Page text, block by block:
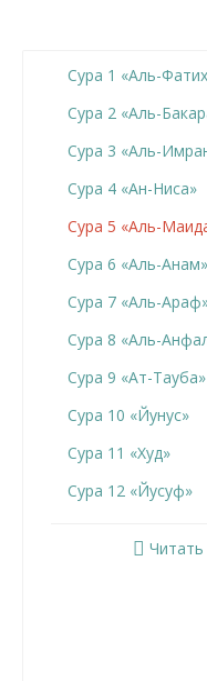
Сура 1 «Аль-
Сура 2 «Аль-
Сура 3 «Аль-
Сура 4 «Ан-Ниса»
Сура 5 «Аль-
Сура 6 «Аль-Анам»
Сура 7 «Аль-
Сура 8 «Аль-
Сура 9 «Ат-Тауба»
Сура 10 «Йунус»
Сура 11 «Худ»
Сура 12 «Йусуф»